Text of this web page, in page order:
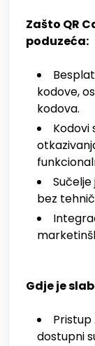
Zašto QR
poduzeća:
kodove,
kodova.
Kodovi
bez
Gdje je
Pristup
dostupni